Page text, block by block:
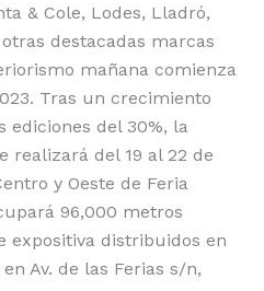
& Cole, Lodes, Lladró,
destacadas marcas
mañana comienza
Tras un crecimiento
del 30%, la
realizará del 19 al 22 de
y Oeste de Feria
96,000 metros
expositiva distribuidos en
Av. de las Ferias s/n,